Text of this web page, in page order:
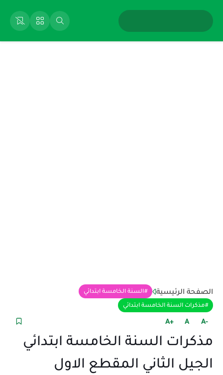
الصفحة الرئيسية السنة الخامسة ابتدائي
مذكرات السنة الخامسة ابتدائي
+A A -A
مذكرات السنة الخامسة ابتدائي
الجيل الثاني المقطع الاول